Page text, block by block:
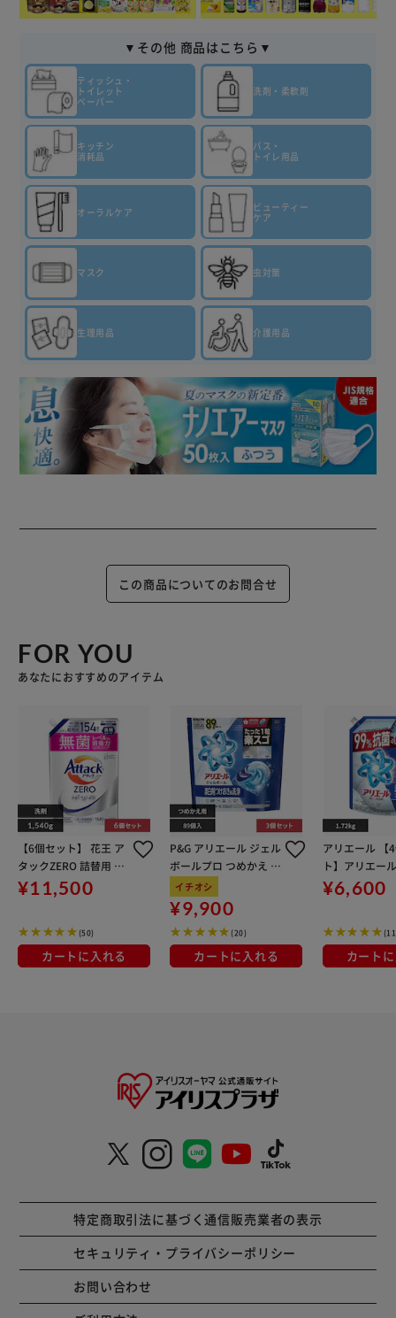
▼その他 商品はこちら▼
ティッシュ・
トイレット
ペーパー
洗剤・柔軟剤
キッチン
消耗品
バス・
トイレ用品
オーラルケア
ビューティー
ケア
マスク 虫対策
生理用品 介護用品
この商品についてのお問合せ
FOR YOU
あなたにおすすめのアイテム
【6個セット】 花王 ア
タックZERO 詰替用 レ
ギュラー 1540g
¥11,500
(50)
カートに入れる
P&G アリエール ジェル
ボールプロ つめかえ テ
ラジャンボサイズ 89個
入 3個セット
イチオシ
¥9,900
(20)
カートに入れる
アリエール 【
ト】アリエー
つめかえ超ウ
ャンボサイズ
¥6,600
カート
特定商取引法に基づく通信販売業者の表示
セキュリティ・プライバシーポリシー
お問い合わせ